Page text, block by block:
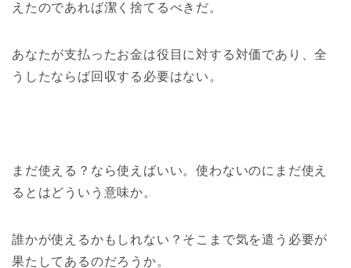
えたのであれば潔く捨てるべきだ。
あなたが支払ったお金は役目に対する対価であり、全
うしたならば回収する必要はない。
まだ使える？なら使えばいい。使わないのにまだ使え
るとはどういう意味か。
誰かが使えるかもしれない？そこまで気を遣う必要が
果たしてあるのだろうか。